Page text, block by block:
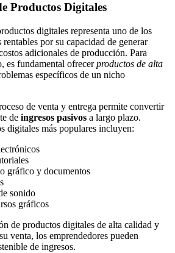
Productos Digitales
digitales representa uno de los
por su capacidad de generar
adicionales de producción. Para
es fundamental ofrecerproductos de alta
específicos de un nicho
de venta y entrega permite convertir
de ingresos pasivos a largo plazo.
digitales más populares incluyen:
gráfico y documentos
sonido
gráficos
de productos digitales de alta calidad y
venta, los emprendedores pueden
de ingresos.